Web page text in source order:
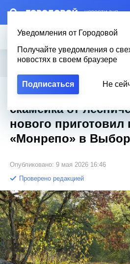
– НОВОСТИ ДНЯ
Уведомления от Городовой
Получайте уведомления о
новостях в своем браузере
Подписаться Не
Новости Эксклюзив Вопросы о
Городовой Новости Петербурга /
лесничего: что нового приготовил парк
Обновленная
скамейка от
нового приготовил
«Монрепо» в
Опубликовано: 9 мая 2026 16:46
Проверено редакцией